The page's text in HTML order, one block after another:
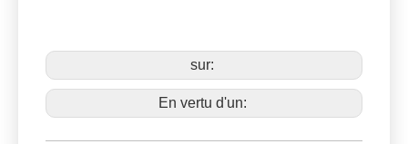
sur:
En vertu d'un: